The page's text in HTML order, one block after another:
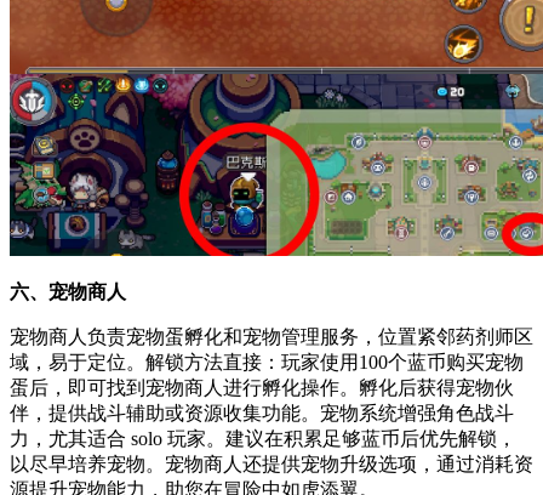
六、宠物商人
宠物商人负责宠物蛋孵化和宠物管理服务，位置紧邻药剂师区
域，易于定位。解锁方法直接：玩家使用100个蓝币购买宠物
蛋后，即可找到宠物商人进行孵化操作。孵化后获得宠物伙
伴，提供战斗辅助或资源收集功能。宠物系统增强角色战斗
力，尤其适合 solo 玩家。建议在积累足够蓝币后优先解锁，
以尽早培养宠物。宠物商人还提供宠物升级选项，通过消耗资
源提升宠物能力，助您在冒险中如虎添翼。